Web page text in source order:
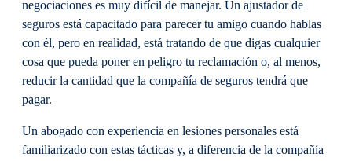
negociaciones es muy difícil de manejar. Un ajustador de
seguros está capacitado para parecer tu amigo cuando hablas
con él, pero en realidad, está tratando de que digas cualquier
cosa que pueda poner en peligro tu reclamación o, al menos,
reducir la cantidad que la compañía de seguros tendrá que
pagar.
Un abogado con experiencia en lesiones personales está
familiarizado con estas tácticas y, a diferencia de la compañía